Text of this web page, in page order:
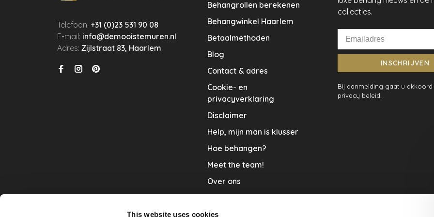
This website uses cookies
Telefoon:+31 (0)23 531 90 08
E-mail: info@demooistemuren.nl
Adres:Zijlstraat 83, Haarlem
Behangrollen berekenen
Behangwinkel Haarlem
Betaalmethoden
Blog
Contact & adres
Cookie- en
privacyverklaring
Disclaimer
Help, mijn man is klusser
Hoe behangen?
Meet the team!
Over ons
Traplopers en vloerkleden
collecties.
INSCHRIJVEN
Bij aanmelding gaat u
privacy beleid.